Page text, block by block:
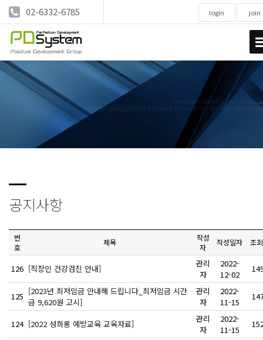
02-6332-6785 login join
We have created a awesome
Far far away,behind the word mountains, far from the
공지사항
번
호
제목
작성
자
작성일자 조
126 [직장인 건강검진 안내]
관리
자
2022-
12-02
125 [2023년 최저임금 안내해 드립니다_최저임금 시간
급 9,620원 고시]
관리
자
2022-
11-15
124 [2022 성희롱 예방교육 교육자료]
관리
자
2022-
11-15